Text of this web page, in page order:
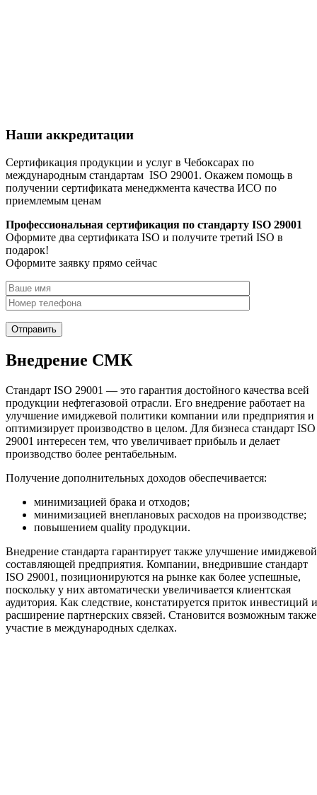
Наши аккредитации
Сертификация продукции и услуг в Чебоксарах по
международным стандартам ISO 29001. Окажем помощь в
получении сертификата менеджмента качества ИСО по
приемлемым ценам
Профессиональная сертификация по стандарту ISO 29001
Оформите два сертификата ISO и получите третий ISO в
подарок!
Оформите заявку прямо сейчас
Внедрение СМК
Стандарт ISO 29001 — это гарантия достойного качества всей
продукции нефтегазовой отрасли. Его внедрение работает на
улучшение имиджевой политики компании или предприятия и
оптимизирует производство в целом. Для бизнеса стандарт ISO
29001 интересен тем, что увеличивает прибыль и делает
производство более рентабельным.
Получение дополнительных доходов обеспечивается:
минимизацией брака и отходов;
минимизацией внеплановых расходов на производстве;
повышением quality продукции.
Внедрение стандарта гарантирует также улучшение имиджевой
составляющей предприятия. Компании, внедрившие стандарт
ISO 29001, позиционируются на рынке как более успешные,
поскольку у них автоматически увеличивается клиентская
аудитория. Как следствие, констатируется приток инвестиций и
расширение партнерских связей. Становится возможным также
участие в международных сделках.